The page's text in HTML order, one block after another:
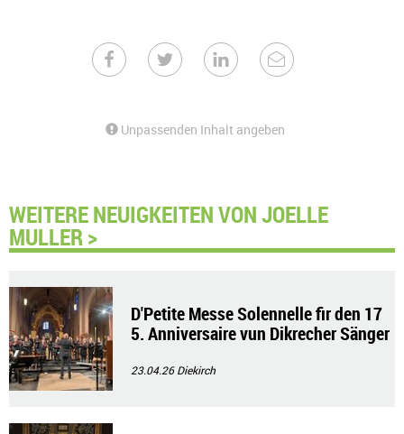
Unpassenden Inhalt angeben
WEITERE NEUIGKEITEN VON JOELLE
MULLER >
D'Petite Messe Solennelle fir den 17
5. Anniversaire vun Dikrecher Sänger
23.04.26Diekirch